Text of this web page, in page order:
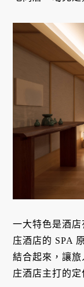
一大特色是酒
庒酒店的 SPA
結合起來，讓
庄酒店主打的定